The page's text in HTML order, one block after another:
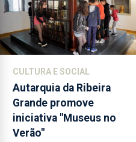
dos
museus
e
núcleos
integrados
na
Rede
Municipal
de
CULTURA E SOCIAL
Autarquia da Ribeira
Grande promove
iniciativa "Museus no
Verão"